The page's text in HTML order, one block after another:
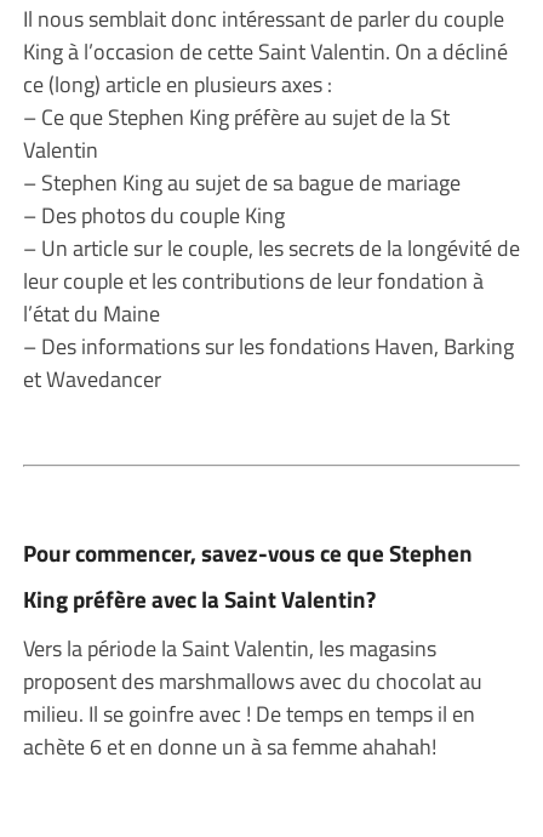
Il nous semblait donc intéressant de parler du couple
King à l’occasion de cette Saint Valentin. On a décliné
ce (long) article en plusieurs axes :
– Ce que Stephen King préfère au sujet de la St
Valentin
– Stephen King au sujet de sa bague de mariage
– Des photos du couple King
– Un article sur le couple, les secrets de la longévité de
leur couple et les contributions de leur fondation à
l’état du Maine
– Des informations sur les fondations Haven, Barking
et Wavedancer
Pour commencer, savez-vous ce que Stephen
King préfère avec la Saint Valentin?
Vers la période la Saint Valentin, les magasins
proposent des marshmallows avec du chocolat au
milieu. Il se goinfre avec ! De temps en temps il en
achète 6 et en donne un à sa femme ahahah!